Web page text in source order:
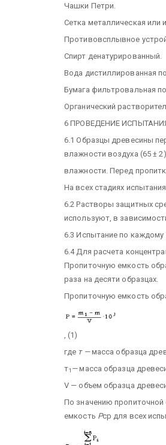
Чашки Петри.
Сетка металлическая или
Противовсплывное
Спирт денатурированный.
Вода дистиллированная
Бумага фильтровальная
Органический
6 ПРОВЕДЕНИЕ
6.1 Образцы древесины
влажности воздуха (65 ±
влажности. Перед
На всех стадиях
6.2 Растворы защитных
используют, в
6.3 Испытание по каждому
6.4 Для расчета
Пропиточную емкость
раза на десяти образцах.
Пропиточную емкость
, (1)
где т —масса образца
т1 —масса образца
V — объем образца
По значению
емкость Рср для всех